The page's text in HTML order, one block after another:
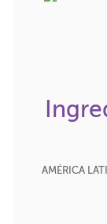
AMÉRICA